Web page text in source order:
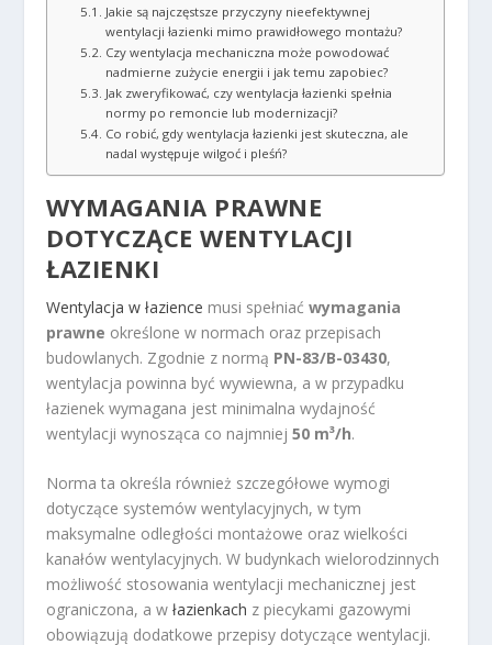
Jakie są najczęstsze przyczyny nieefektywnej
wentylacji łazienki mimo prawidłowego montażu?
Czy wentylacja mechaniczna może powodować
nadmierne zużycie energii i jak temu zapobiec?
Jak zweryfikować, czy wentylacja łazienki spełnia
normy po remoncie lub modernizacji?
Co robić, gdy wentylacja łazienki jest skuteczna, ale
nadal występuje wilgoć i pleśń?
WYMAGANIA PRAWNE
DOTYCZĄCE WENTYLACJI
ŁAZIENKI
Wentylacja w łazience musi spełniaćwymagania
prawne określone w normach oraz przepisach
budowlanych. Zgodnie z normą PN-83/B-03430,
wentylacja powinna być wywiewna, a w przypadku
łazienek wymagana jest minimalna wydajność
wentylacji wynosząca co najmniej50 m³/h.
Norma ta określa również szczegółowe wymogi
dotyczące systemów wentylacyjnych, w tym
maksymalne odległości montażowe oraz wielkości
kanałów wentylacyjnych. W budynkach wielorodzinnych
możliwość stosowania wentylacji mechanicznej jest
ograniczona, a włazienkach z piecykami gazowymi
obowiązują dodatkowe przepisy dotyczące wentylacji.